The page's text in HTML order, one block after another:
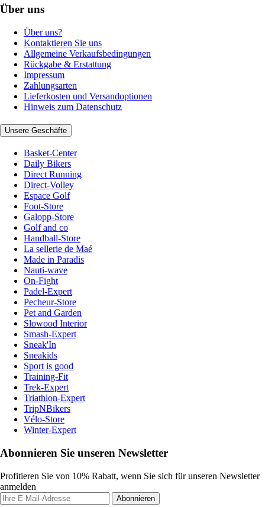
Über uns
Über uns?
Kontaktieren Sie uns
Allgemeine Verkaufsbedingungen
Rückgabe & Erstattung
Impressum
Zahlungsarten
Lieferkosten und Versandoptionen
Hinweis zum Datenschutz
Unsere Geschäfte
Basket-Center
Daily Bikers
Direct Running
Direct-Volley
Espace Golf
Foot-Store
Galopp-Store
Golf and co
Handball-Store
La sellerie de Maé
Made in Paradis
Nauti-wave
On-Fight
Padel-Expert
Pecheur-Store
Pet and Garden
Slowood Interior
Smash-Expert
Sneak'In
Sneakids
Sport is good
Training-Fit
Trek-Expert
Triathlon-Expert
TripNBikers
Vélo-Store
Winter-Expert
Abonnieren Sie unseren Newsletter
Profitieren Sie von 10% Rabatt, wenn Sie sich für unseren Newsletter
anmelden
Abonnieren